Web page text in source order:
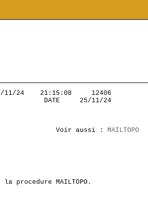
25/11/24    21:15:08     12406
DATE     25/11/24
Voir aussi :
MAILTOPO
la procedure MAILTOPO.